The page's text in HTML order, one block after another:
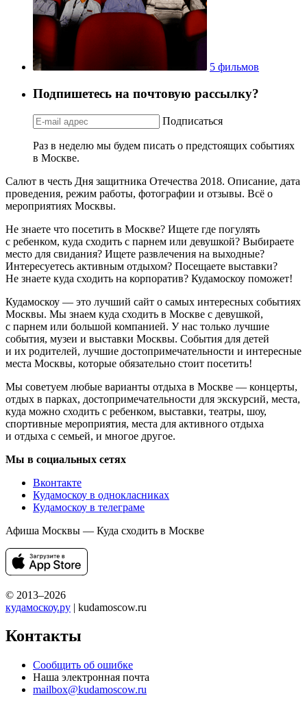
5 фильмов
Подпишетесь на почтовую рассылку?
Подписаться
Раз в неделю мы будем писать о предстоящих событиях
в Москве.
Салют в честь Дня защитника Отечества 2018. Описание, дата
проведения, режим работы, фотографии и отзывы. Всё о
мероприятиях Москвы.
Не знаете что посетить в Москве? Ищете где погулять
с ребенком, куда сходить с парнем или девушкой? Выбираете
место для свидания? Ищете развлечения на выходные?
Интересуетесь активным отдыхом? Посещаете выставки?
Не знаете куда сходить на корпоратив? Кудамоскоу поможет!
Кудамоскоу — это лучший сайт о самых интересных событиях
Москвы. Мы знаем куда сходить в Москве с девушкой,
с парнем или большой компанией. У нас только лучшие
события, музеи и выставки Москвы. События для детей
и их родителей, лучшие достопримечательности и интересные
места Москвы, которые обязательно стоит посетить!
Мы советуем любые варианты отдыха в Москве — концерты,
отдых в парках, достопримечательности для экскурсий, места,
куда можно сходить с ребенком, выставки, театры, шоу,
спортивные мероприятия, места для активного отдыха
и отдыха с семьей, и многое другое.
Мы в социальных сетях
Вконтакте
Кудамоскоу в однокласниках
Кудамоскоу в телеграме
Афиша Москвы — Куда сходить в Москве
© 2013–2026
кудамоскоу.ру | kudamoscow.ru
Контакты
Сообщить об ошибке
Наша электронная почта
mailbox@kudamoscow.ru